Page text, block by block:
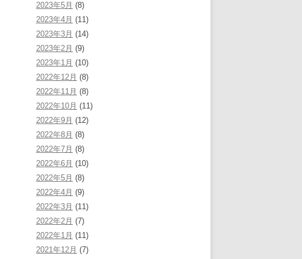
2023年5月 (8)
2023年4月 (11)
2023年3月 (14)
2023年2月 (9)
2023年1月 (10)
2022年12月 (8)
2022年11月 (8)
2022年10月 (11)
2022年9月 (12)
2022年8月 (8)
2022年7月 (8)
2022年6月 (10)
2022年5月 (8)
2022年4月 (9)
2022年3月 (11)
2022年2月 (7)
2022年1月 (11)
2021年12月 (7)